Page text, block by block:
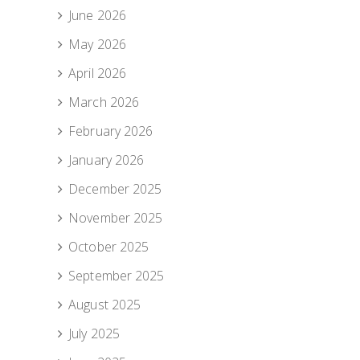
June 2026
May 2026
April 2026
March 2026
February 2026
January 2026
December 2025
November 2025
October 2025
September 2025
August 2025
July 2025